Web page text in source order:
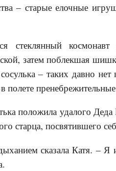
– старые елочные
стеклянный
затем поблекшая
– таких давно
полете
положила удалого
старца, посвятившего
сказала Катя. – Я